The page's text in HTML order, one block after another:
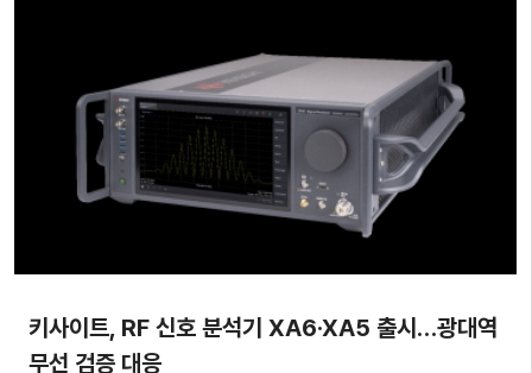
키사이트, RF 신호 분석기 XA6·XA5 출시…광대역
무선 검증 대응